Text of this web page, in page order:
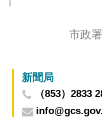
市政
新聞局
（853）2833